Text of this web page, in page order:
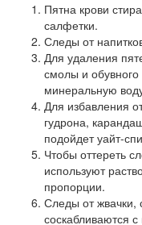
Пятна крови
салфетки.
Следы от
Для удаления
смолы и
минеральную
Для избавления
гудрона,
подойдет уайт-
Чтобы оттереть
используют
пропорции.
Следы от жвачки,
соскабливаются